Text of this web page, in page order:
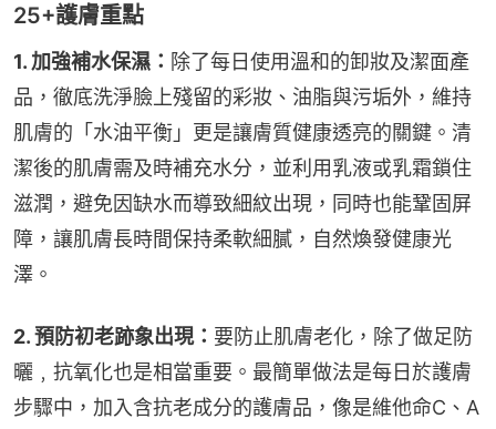
25+護膚重點
1. 加強補水保濕： 除了每日使用溫和的卸妝及潔面產
品，徹底洗淨臉上殘留的彩妝、油脂與污垢外，維持
肌膚的「水油平衡」更是讓膚質健康透亮的關鍵。清
潔後的肌膚需及時補充水分，並利用乳液或乳霜鎖住
滋潤，避免因缺水而導致細紋出現，同時也能鞏固屏
障，讓肌膚長時間保持柔軟細膩，自然煥發健康光
澤。
2. 預防初老跡象出現： 要防止肌膚老化，除了做足防
曬﹐抗氧化也是相當重要。最簡單做法是每日於護膚
步驟中，加入含抗老成分的護膚品，像是維他命C、A